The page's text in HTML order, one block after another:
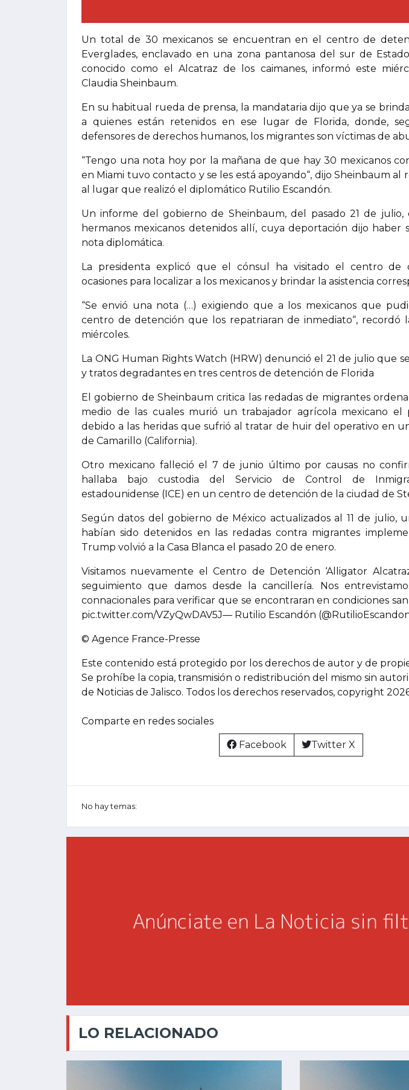
Un total de 30 mexicanos se encuentran en el centro de
Everglades, enclavado en una zona pantanosa del sur de
conocido como el Alcatraz de los caimanes, informó este
Claudia Sheinbaum.
En su habitual rueda de prensa, la mandataria dijo que ya se
a quienes están retenidos en ese lugar de Florida, donde,
defensores de derechos humanos, los migrantes son víctimas de
“Tengo una nota hoy por la mañana de que hay 30 mexicanos
en Miami tuvo contacto y se les está apoyando“, dijo Sheinbaum al
al lugar que realizó el diplomático Rutilio Escandón.
Un informe del gobierno de Sheinbaum, del pasado 21 de
hermanos mexicanos detenidos allí, cuya deportación dijo haber
nota diplomática.
La presidenta explicó que el cónsul ha visitado el centro de
ocasiones para localizar a los mexicanos y brindar la asistencia
“Se envió una nota (…) exigiendo que a los mexicanos que
centro de detención que los repatriaran de inmediato“, recordó
miércoles.
La ONG Human Rights Watch (HRW) denunció el 21 de julio que
y tratos degradantes en tres centros de detención de Florida
El gobierno de Sheinbaum critica las redadas de migrantes
medio de las cuales murió un trabajador agrícola mexicano el
debido a las heridas que sufrió al tratar de huir del operativo en
de Camarillo (California).
Otro mexicano falleció el 7 de junio último por causas no
hallaba bajo custodia del Servicio de Control de
estadounidense (ICE) en un centro de detención de la ciudad de
Según datos del gobierno de México actualizados al 11 de julio,
habían sido detenidos en las redadas contra migrantes
Trump volvió a la Casa Blanca el pasado 20 de enero.
Visitamos nuevamente el Centro de Detención ‘Alligator
seguimiento que damos desde la cancillería. Nos
connacionales para verificar que se encontraran en condiciones
pic.twitter.com/VZyQwDAV5J— Rutilio Escandón
© Agence France-Presse
Este contenido está protegido por los derechos de autor y de
Se prohíbe la copia, transmisión o redistribución del mismo sin
de Noticias de Jalisco. Todos los derechos reservados, copyright
Comparte en redes sociales
Facebook Twitter X
No hay temas:
LO RELACIONADO